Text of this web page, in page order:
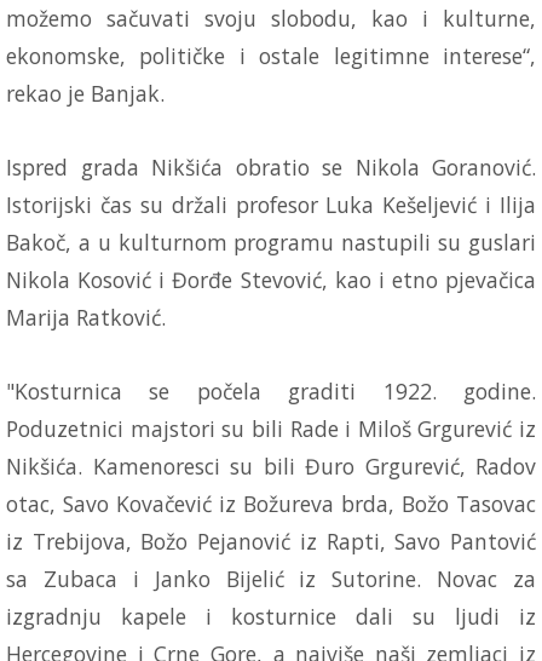
možemo sačuvati svoju slobodu, kao i kulturne,
ekonomske, političke i ostale legitimne interese“,
rekao je Banjak.
Ispred grada Nikšića obratio se Nikola Goranović.
Istorijski čas su držali profesor Luka Kešeljević i Ilija
Bakoč, a u kulturnom programu nastupili su guslari
Nikola Kosović i Đorđe Stevović, kao i etno pjevačica
Marija Ratković.
"Kosturnica se počela graditi 1922. godine.
Poduzetnici majstori su bili Rade i Miloš Grgurević iz
Nikšića. Kamenoresci su bili Đuro Grgurević, Radov
otac, Savo Kovačević iz Božureva brda, Božo Tasovac
iz Trebijova, Božo Pejanović iz Rapti, Savo Pantović
sa Zubaca i Janko Bijelić iz Sutorine. Novac za
izgradnju kapele i kosturnice dali su ljudi iz
Hercegovine i Crne Gore, a najviše naši zemljaci iz